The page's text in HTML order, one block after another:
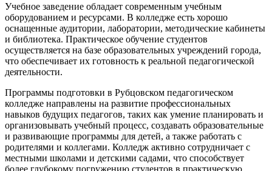
Учебное заведение обладает современным учебным
оборудованием и ресурсами. В колледже есть хорошо
оснащенные аудитории, лаборатории, методические кабинеты
и библиотека. Практическое обучение студентов
осуществляется на базе образовательных учреждений города,
что обеспечивает их готовность к реальной педагогической
деятельности.
Программы подготовки в Рубцовском педагогическом
колледже направлены на развитие профессиональных
навыков будущих педагогов, таких как умение планировать и
организовывать учебный процесс, создавать образовательные
и развивающие программы для детей, а также работать с
родителями и коллегами. Колледж активно сотрудничает с
местными школами и детскими садами, что способствует
более глубокому погружению студентов в практическую